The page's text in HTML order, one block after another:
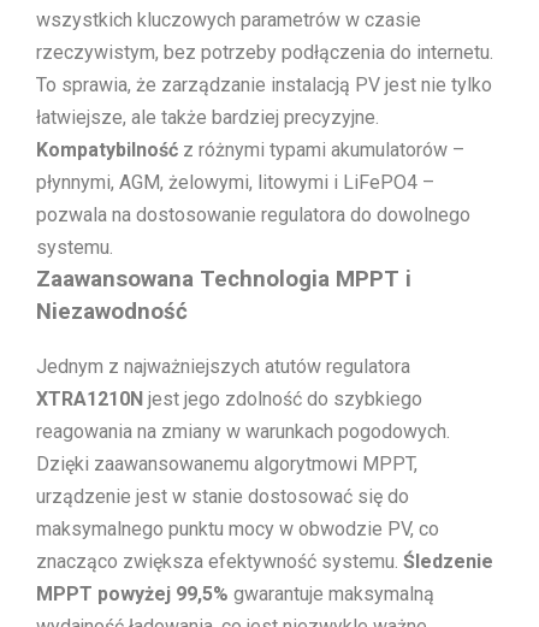
wszystkich kluczowych parametrów w czasie
rzeczywistym, bez potrzeby podłączenia do internetu.
To sprawia, że zarządzanie instalacją PV jest nie tylko
łatwiejsze, ale także bardziej precyzyjne.
Kompatybilność z różnymi typami akumulatorów –
płynnymi, AGM, żelowymi, litowymi i LiFePO4 –
pozwala na dostosowanie regulatora do dowolnego
systemu.
Zaawansowana Technologia MPPT i
Niezawodność
Jednym z najważniejszych atutów regulatora
XTRA1210N jest jego zdolność do szybkiego
reagowania na zmiany w warunkach pogodowych.
Dzięki zaawansowanemu algorytmowi MPPT,
urządzenie jest w stanie dostosować się do
maksymalnego punktu mocy w obwodzie PV, co
znacząco zwiększa efektywność systemu. Śledzenie
MPPT powyżej 99,5% gwarantuje maksymalną